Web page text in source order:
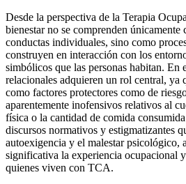
Desde la perspectiva de la Terapia
bienestar no se comprenden únicamente
conductas individuales, sino como
construyen en interacción con los
simbólicos que las personas habitan. En
relacionales adquieren un rol central, ya
como factores protectores como de
aparentemente inofensivos relativos al
física o la cantidad de comida
discursos normativos y estigmatizantes
autoexigencia y el malestar psicológico,
significativa la experiencia ocupacional
quienes viven con TCA.